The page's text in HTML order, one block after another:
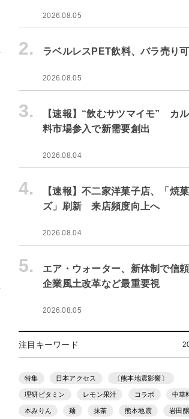
2026.08.05
2. ラベルレスPET飲料、バラ売り
2026.08.05
3.
【速報】“飲むサツマイモ” カ
料市場参入で新需要創出
2026.08.04
4.
【速報】不二家洋菓子店、「焼
ズ」刷新 来店頻度向上へ
2026.08.04
5.
エア・ウォーター、新体制で信
企業風土改革など最重要視
2026.08.05
注目キーワード
特集 日本アクセス 〔熊本地震影響〕
理研ビタミン レモン果汁 コラボ 中華
本みりん 麺 抹茶 熊本地震 岩田